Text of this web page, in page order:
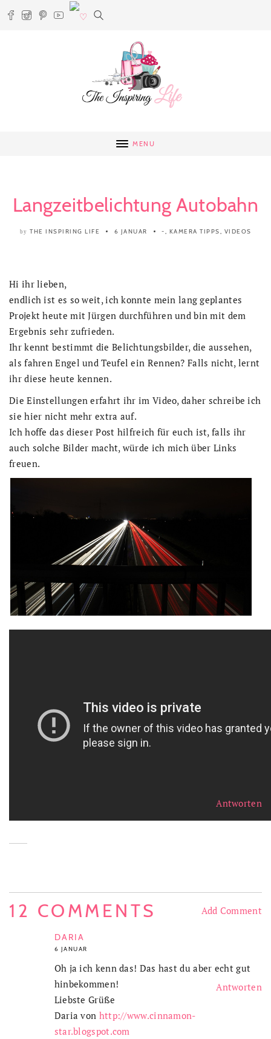
MENU
Langzeitbelichtung Autobahn
by THE INSPIRING LIFE 6 JANUAR -, KAMERA TIPPS, VIDEOS
Hi ihr lieben,
endlich ist es so weit, ich konnte mein lang geplantes
Projekt heute mit Jürgen durchführen und bin mit dem
Ergebnis sehr zufrieden.
Ihr kennt bestimmt die Belichtungsbilder, die aussehen,
als fahren Engel und Teufel ein Rennen? Falls nicht, lernt
ihr diese heute kennen.
Die Einstellungen erfahrt ihr im Video, daher schreibe ich
sie hier nicht mehr extra auf.
Ich hoffe das dieser Post hilfreich für euch ist, falls ihr
auch solche Bilder macht, würde ich mich über Links
freuen.
12 COMMENTS Add Comment
DARIA
6 JANUAR
Antworten
Oh ja ich kenn das! Das hast du aber echt gut
hinbekommen!
Liebste Grüße
Daria von http://www.cinnamon-
star.blogspot.com
Antworten